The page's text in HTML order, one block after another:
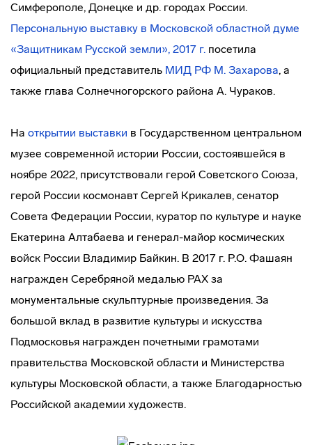
Симферополе, Донецке и др. городах России.
Персональную выставку в Московской областной думе
«Защитникам Русской земли», 2017 г. посетила
официальный представитель МИД РФ М. Захарова, а
также глава Солнечногорского района А. Чураков.
На открытии выставки в Государственном центральном
музее современной истории России, состоявшейся в
ноябре 2022, присутствовали герой Советского Союза,
герой России космонавт Сергей Крикалев, сенатор
Совета Федерации России, куратор по культуре и науке
Екатерина Алтабаева и генерал-майор космических
войск России Владимир Байкин. В 2017 г. Р.О. Фашаян
награжден Серебряной медалью РАХ за
монументальные скульптурные произведения. За
большой вклад в развитие культуры и искусства
Подмосковья награжден почетными грамотами
правительства Московской области и Министерства
культуры Московской области, а также Благодарностью
Российской академии художеств.